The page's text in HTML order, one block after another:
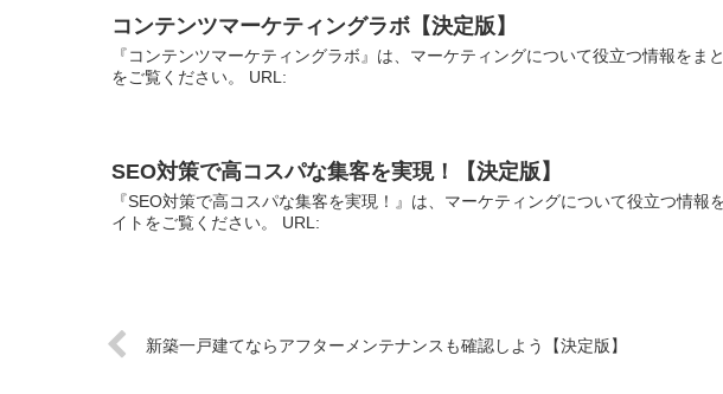
コンテンツマーケティングラボ【決定版】
『コンテンツマーケティングラボ』は、マーケティングについて役立つ情報をま
をご覧ください。 URL:
SEO対策で高コスパな集客を実現！【決定版】
『SEO対策で高コスパな集客を実現！』は、マーケティングについて役立つ情
イトをご覧ください。 URL:
新築一戸建てならアフターメンテナンスも確認しよう【決定版】